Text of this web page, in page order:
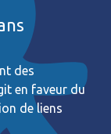
des
en faveur du
de liens